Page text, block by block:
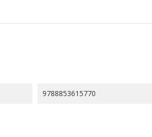
9788853615770